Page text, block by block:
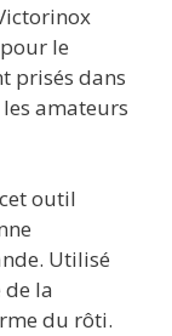
le
prisés dans
amateurs
outil
Utilisé
la
du rôti.